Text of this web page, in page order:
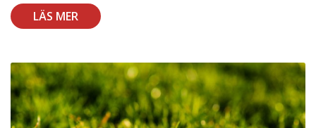
LÄS MER